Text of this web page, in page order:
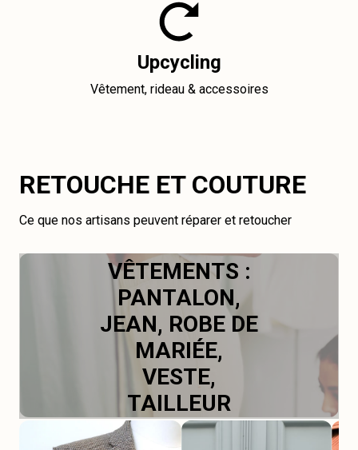
Upcycling
Vêtement, rideau & accessoires
RETOUCHE ET COUTURE
Ce que nos artisans peuvent réparer et retoucher
VÊTEMENTS :
PANTALON,
JEAN, ROBE DE
MARIÉE,
VESTE,
TAILLEUR